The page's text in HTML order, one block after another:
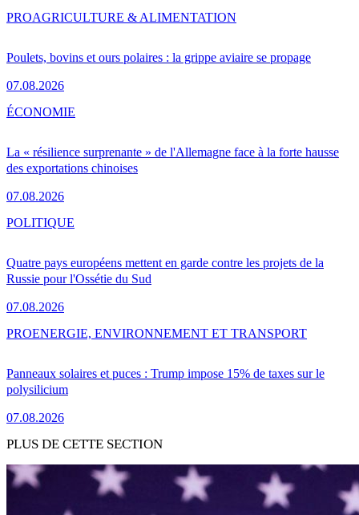
Poulets, bovins et ours polaires : la grippe aviaire se propage
07.08.2026
PROAGRICULTURE & ALIMENTATION
La « résilience surprenante » de l'Allemagne face à la forte hausse
des exportations chinoises
07.08.2026
ÉCONOMIE
Quatre pays européens mettent en garde contre les projets de la
Russie pour l'Ossétie du Sud
07.08.2026
POLITIQUE
Panneaux solaires et puces : Trump impose 15% de taxes sur le
polysilicium
07.08.2026
PROENERGIE, ENVIRONNEMENT ET TRANSPORT
PLUS DE CETTE SECTION